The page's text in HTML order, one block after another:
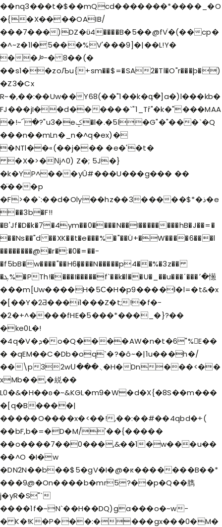
��nq3���t�$��mQcd�������*����_�O
�{�X����OAIB/
���7���)DZ�ϋ4����B�5��@fVֿ�(��cp�
�^~z�1l�5���%V'���9]�|��L!Y�
��ꛊ-� 8��(�
��s1��zoЉu{+sm��$=�SA2�Tl�O"r���þ�)
�Z3�Cx
R~�,��:��Uw��Y68(��"1��k�գ�]a�)l���kb�
FJ���jI��d������`"1_Tȓ"�k�"���MAA
�!~՜�?"u3�eݤ�l�.�5l�G"�"���`�Q
���n��mLn�_n�^q�ex)�
�NTl��«(��j��� �e�'�t�
�X�>�ǋ^0) Z�; 5J�}
�k�YP^���yÛ#���U���g��� ��
�̈���p
�F>��`:��d�Oly��hz��3�����$*�ذ�e
��3b�F!!
�B'Jf�D�k�7�4ym��0����N��I��������hB�J��=�
��Ns��"d ��XK��t�e���%�"��Ü+�W����6���l
��������@�r�:�0�=��-
�f5bB�w����"��H6�̝���N�����p4��%�3z��
�ܓ%�PTh!����I�����f`��k�l��U�_��u���ʹ���٬�憽
���m[Uw����H�5С�H�p9����l�l=�t&�x
�[��Y�2Ƌ���ɨ1���Z�t;!�f�-
�2�+^����fHE�5���*���_�}?��
�ke0L�!
�4q�V�ܕ�o�Q����AW�n�t�6"%E��
� �qEM��C�Db�oq`�?�ô~�|1u���h�/
��\p32wՍ���܆�H�Dn���<��
xMb��,�綐��
L0�&�H��ʚ�~&KGL�m9�W�d�X{�8S��m���
�[q�B����|
�����O����x�<��!,��:��#��4qbd�+(
��bF,b�=�D�M/'��{�����
��o����7��0���,&��1�w���u��
��^O �I�w
�DN2N��b��$5�gV�I�@�ԟ�������B��*
���9@�On����b�mr5?��p�Q��臇
j�yR�S"`
����1f�~N`��H��DQ)ga���o�~w-
� K�!K�P���:����gx���0�M�